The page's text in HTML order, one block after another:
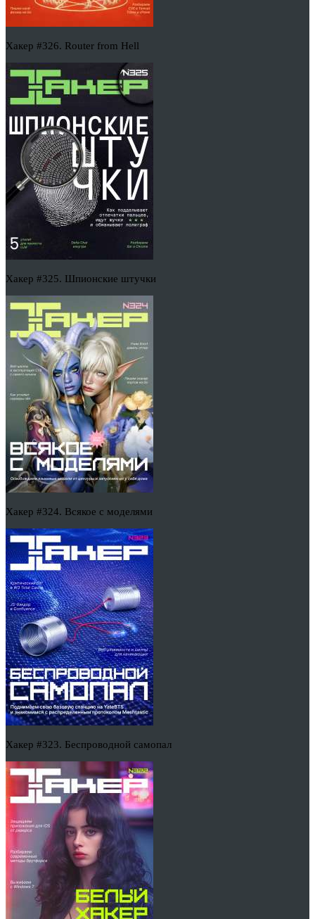
Хакер #326. Router from Hell
Хакер #325. Шпионские штучки
Хакер #324. Всякое с моделями
Хакер #323. Беспроводной самопал